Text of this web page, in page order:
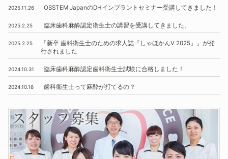
2025.11.26 OSSTEM JapanのDHインプラントセミナー受講してきました！
2025.2.25 臨床歯科麻酔認定衛生士の講習を受講してきました。
2025.2.25 「新卒 歯科衛生士のための求人誌『しゃほかんV 2025』」 が発
行されました
2024.10.31 臨床歯科麻酔認定歯科衛生士試験に合格しました！
2024.10.16 歯科衛生士って麻酔が打てるの？